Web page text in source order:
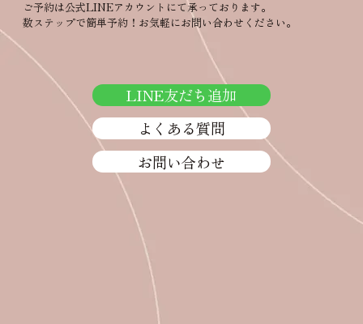
残念なバスト習慣。育乳を始める前に知
っておきたいこと
ご予約は公式LINEアカウントにて承っております。
数ステップで簡単予約！お気軽にお問い合わせください。
LINE友だち追加
よくある質問
お問い合わせ